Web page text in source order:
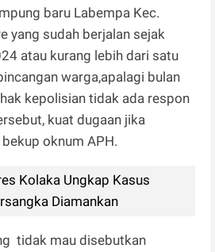
baru Labempa Kec.
yang sudah berjalan sejak
atau kurang lebih dari satu
warga,apalagi bulan
kepolisian tidak ada respon
kuat dugaan jika
oknum APH.
Kolaka Ungkap Kasus
Diamankan
tidak mau disebutkan